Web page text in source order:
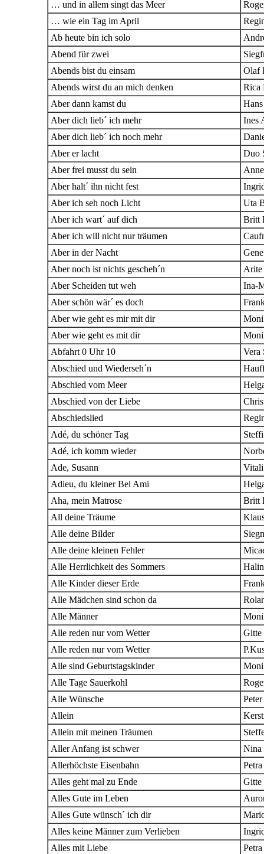
… und in allem singt das Meer
… wie ein Tag im April
Ab heute bin ich solo
Abend für zwei
Abends bist du einsam
Olaf
Abends wirst du an mich denken
Rica
Aber dann kamst du
Aber dich lieb´ ich mehr
Ines
Aber dich lieb´ ich noch mehr
Aber er lacht
Duo
Aber frei musst du sein
Aber halt´ ihn nicht fest
Aber ich seh noch Licht
Uta
Aber ich wart´ auf dich
Britt
Aber ich will nicht nur träumen
Aber in der Nacht
Aber noch ist nichts gescheh´n
Aber Scheiden tut weh
Ina-
Aber schön wär´ es doch
Aber wie geht es mir mit dir
Aber wie geht es mit dir
Abfahrt 0 Uhr 10
Vera
Abschied und Wiederseh´n
Abschied vom Meer
Abschied von der Liebe
Abschiedslied
Adé, du schöner Tag
Adé, ich komm wieder
Ade, Susann
Adieu, du kleiner Bel Ami
Aha, mein Matrose
Britt
All deine Träume
Alle deine Bilder
Alle deine kleinen Fehler
Alle Herrlichkeit des Sommers
Alle Kinder dieser Erde
Alle Mädchen sind schon da
Alle Männer
Alle reden nur vom Wetter
Alle reden nur vom Wetter
Alle sind Geburtstagskinder
Alle Tage Sauerkohl
Alle Wünsche
Allein
Allein mit meinen Träumen
Aller Anfang ist schwer
Nina
Allerhöchste Eisenbahn
Alles geht mal zu Ende
Alles Gute im Leben
Alles Gute wünsch´ ich dir
Alles keine Männer zum Verlieben
Alles mit Liebe